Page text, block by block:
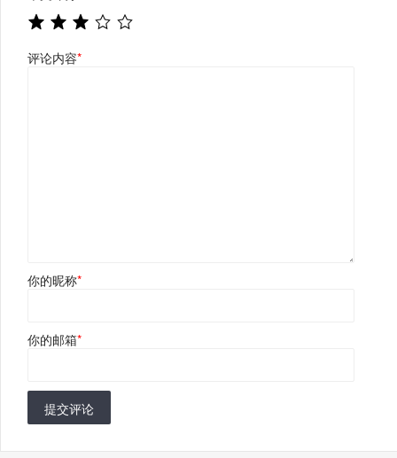
评论内容*
你的昵称*
你的邮箱*
提交评论